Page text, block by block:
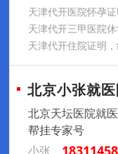
天津代开医院怀孕
天津代开三甲医院
天津代开住院证明
北京小张就
北京天坛医院就
帮挂专家号
小张